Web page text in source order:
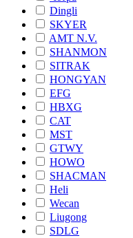
Dingli
SKYER
AMT N.V.
SHANMON
SITRAK
HONGYAN
EFG
HBXG
CAT
MST
GTWY
HOWO
SHACMAN
Heli
Wecan
Liugong
SDLG